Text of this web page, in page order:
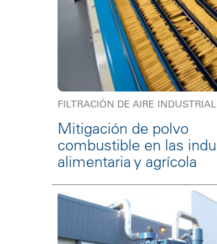
FILTRACIÓN DE AIRE INDUSTRIAL
Mitigación de polvo
combustible en las
alimentaria y agrícola